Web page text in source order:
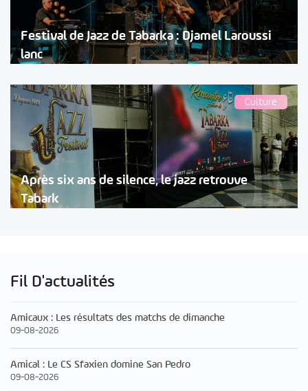
Festival de Jazz de Tabarka : Djamel Laroussi
lanc
Culture
Après six ans de silence, le jazz retrouve
Tabark
Fil D'actualités
Amicaux : Les résultats des matchs de dimanche
09-08-2026
Amical : Le CS Sfaxien domine San Pedro
09-08-2026